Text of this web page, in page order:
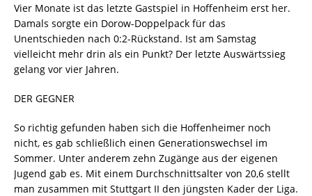
Vier Monate ist das letzte Gastspiel in Hoffenheim erst her.
Damals sorgte ein Dorow-Doppelpack für das
Unentschieden nach 0:2-Rückstand. Ist am Samstag
vielleicht mehr drin als ein Punkt? Der letzte Auswärtssieg
gelang vor vier Jahren.
DER GEGNER
So richtig gefunden haben sich die Hoffenheimer noch
nicht, es gab schließlich einen Generationswechsel im
Sommer. Unter anderem zehn Zugänge aus der eigenen
Jugend gab es. Mit einem Durchschnittsalter von 20,6 stellt
man zusammen mit Stuttgart II den jüngsten Kader der Liga.